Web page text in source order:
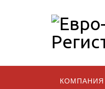
КОМПАНИЯ